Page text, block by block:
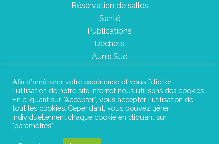
Réservation de salles
Santé
Publications
Déchets
Aunis Sud
Plan du site
Mentions légales
Afin d'améliorer votre expérience et vous faliciter
l'utilisation de notre site internet nous utilisons des cookies.
En cliquant sur "Accepter", vous accepter l'utilisation de
tout les cookies. Cependant, vous pouvez gérer
individuellement chaque cookie en cliquant sur
"paramètres".